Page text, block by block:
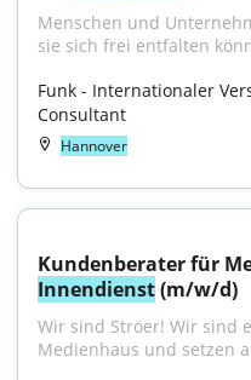
Menschen und
sie sich frei entfalten
Funk - Internationaler
Consultant
Hannover
Innendienst (m/w/d)
Wir sind Ströer! Wir sind
Medienhaus und setzen